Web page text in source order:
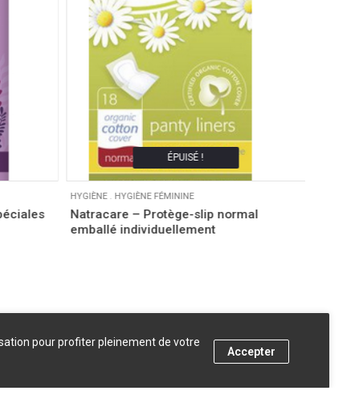
ÉPUISÉ !
HYGIÈNE. HYGIÈNE FÉMININE
Natracare – Protège-slip normal
emballé individuellement
pour profiter pleinement de votre
Accepter